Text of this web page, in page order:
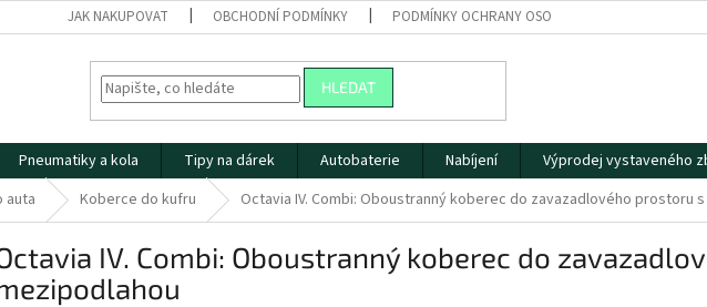
JAK NAKUPOVAT OBCHODNÍ PODMÍNKY PODMÍNKY OCHRANY OSOBNÍCH ÚDAJŮ
HLEDAT
Pneumatiky a kola Tipy na dárek Autobaterie Nabíjení Výprodej vystaveného
auta Koberce do kufru Octavia IV. Combi: Oboustranný koberec do zavazadlového prostoru
IV. Combi: Oboustranný koberec do